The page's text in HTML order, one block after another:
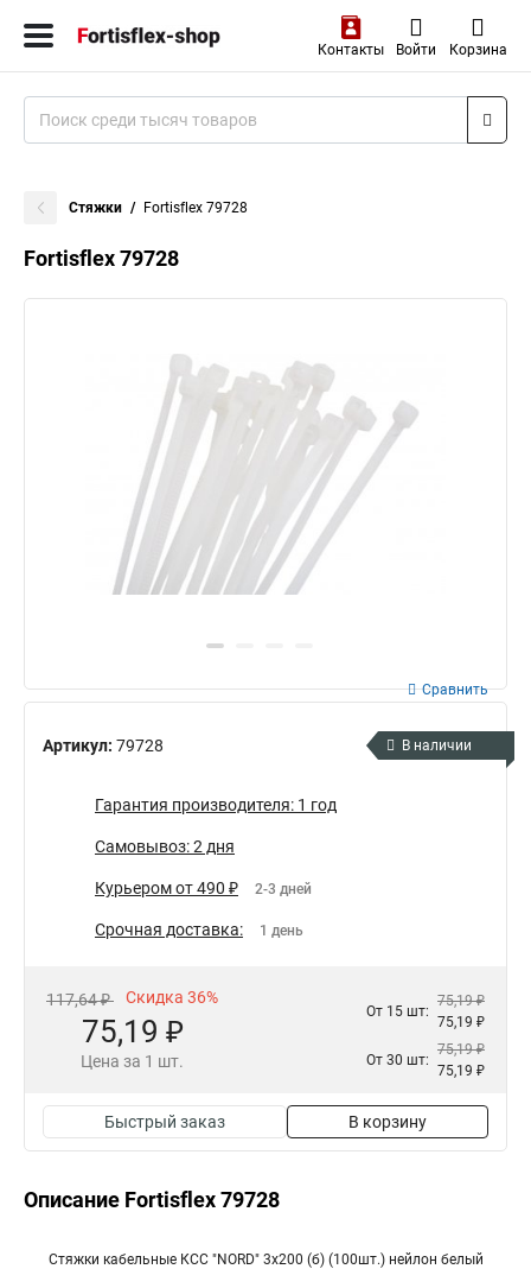
Контакты Войти Корзина
Стяжки Fortisflex 79728
Fortisflex 79728
Артикул: 79728
Сравнить
В наличии
Гарантия производителя: 1 год
Самовывоз: 2 дня
Курьером от 490 ₽ 2-3 дней
Срочная доставка: 1 день
117,64 ₽ Скидка 36%
75,19 ₽
Цена за 1 шт.
От 15 шт:
75,19 ₽
75,19 ₽
От 30 шт:
75,19 ₽
75,19 ₽
Быстрый заказ В корзину
Описание Fortisflex 79728
Стяжки кабельные КСС "NORD" 3х200 (б) (100шт.) нейлон белый